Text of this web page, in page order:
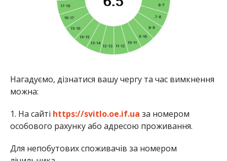
Нагадуємо, дізнатися вашу чергу та час вимкнення
можна:
1. На сайті https://svitlo.oe.if.ua за номером
особового рахунку або адресою проживання.
Для непобутових споживачів за номером